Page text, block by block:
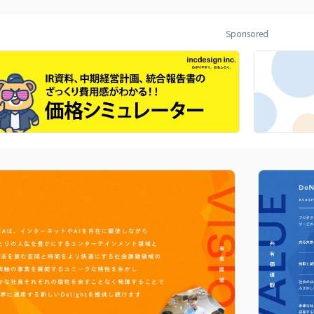
Sponsored